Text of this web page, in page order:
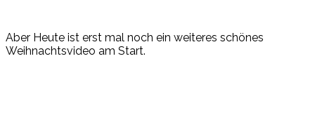
Aber Heute ist erst mal noch ein weiteres schönes
Weihnachtsvideo am Start.